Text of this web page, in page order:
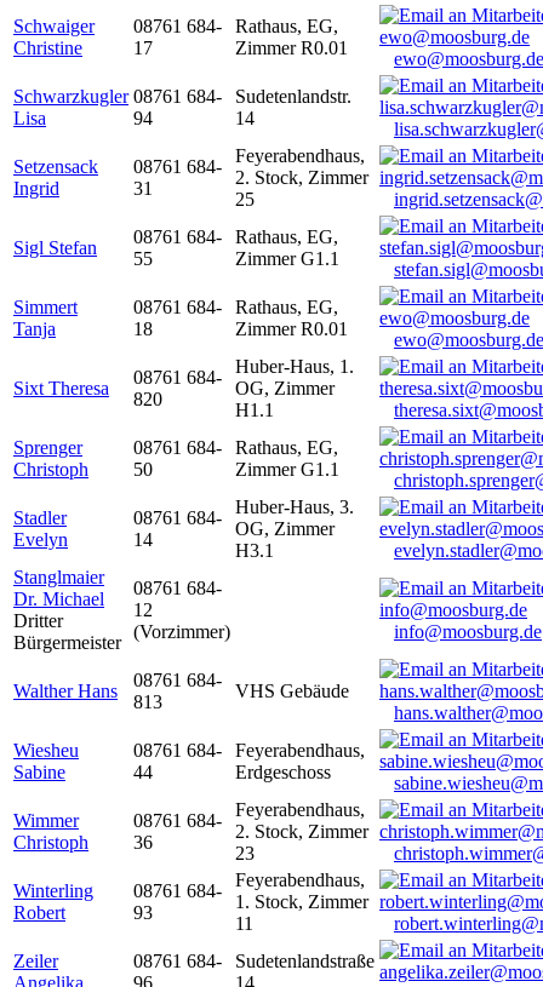
Schwaiger
Christine
08761 684-
17
Rathaus, EG,
Zimmer R0.01
ewo@moosburg.de
Schwarzkugler
Lisa
08761 684-
94
Sudetenlandstr.
14
Setzensack
Ingrid
08761 684-
31
Feyerabendhaus,
2. Stock, Zimmer
25
Sigl Stefan
08761 684-
55
Rathaus, EG,
Zimmer G1.1
Simmert
Tanja
08761 684-
18
Rathaus, EG,
Zimmer R0.01
ewo@moosburg.de
Sixt Theresa
08761 684-
820
Huber-Haus, 1.
OG, Zimmer
H1.1
Sprenger
Christoph
08761 684-
50
Rathaus, EG,
Zimmer G1.1
Stadler
Evelyn
08761 684-
14
Huber-Haus, 3.
OG, Zimmer
H3.1
Stanglmaier
Dr. Michael
Dritter
Bürgermeister
08761 684-
12
(Vorzimmer)
info@moosburg.de
Walther Hans
08761 684-
813
VHS Gebäude
Wiesheu
Sabine
08761 684-
44
Feyerabendhaus,
Erdgeschoss
Wimmer
Christoph
08761 684-
36
Feyerabendhaus,
2. Stock, Zimmer
23
Winterling
Robert
08761 684-
93
Feyerabendhaus,
1. Stock, Zimmer
11
Zeiler
Angelika
08761 684-
96
Sudetenlandstraße
14